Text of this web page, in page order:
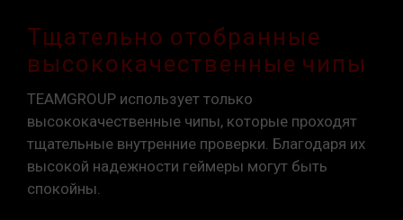
Тщательно отобранные
высококачественные чипы
TEAMGROUP использует только
высококачественные чипы, которые проходят
тщательные внутренние проверки. Благодаря их
высокой надежности геймеры могут быть
спокойны.